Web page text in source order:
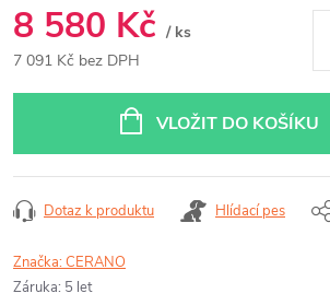
8 580 Kč / ks
7 091 Kč bez DPH
VLOŽIT DO KOŠÍKU
Dotaz k produktu Hlídací pes
Značka:CERANO
Záruka: 5 let